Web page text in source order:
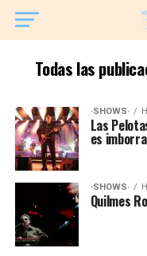
Todas las
·SHOWS·
Las
es
·SHOWS·
Quilmes